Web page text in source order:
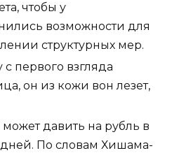
чтобы у
возможности для
структурных мер.
первого взгляда
он из кожи вон лезет,
может давить на рубль в
По словам Хишама-